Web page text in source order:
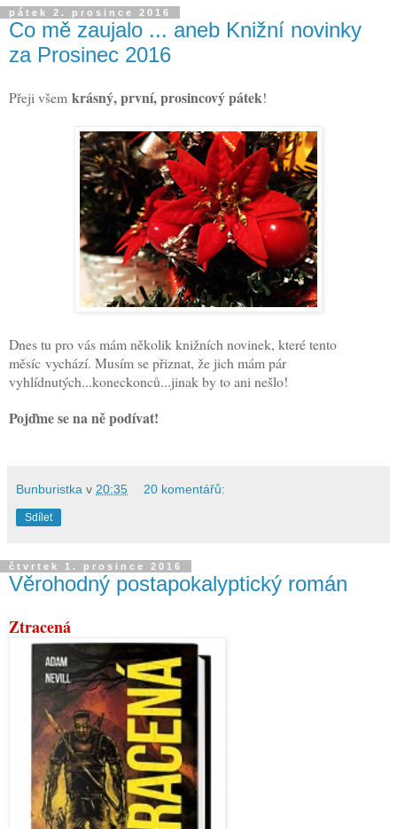
pátek 2. prosince 2016
Co mě zaujalo ... aneb Knižní novinky
za Prosinec 2016
Přeji všem krásný, první, prosincový pátek!
Dnes tu pro vás mám několik knižních novinek, které tento
měsíc vychází. Musím se přiznat, že jich mám pár
vyhlídnutých...koneckonců...jinak by to ani nešlo!
Pojďme se na ně podívat!
Bunburistka v 20:35 20 komentářů:
Sdílet
čtvrtek 1. prosince 2016
Věrohodný postapokalyptický román
Ztracená